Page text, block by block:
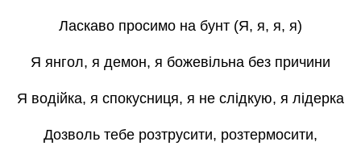
Ласкаво просимо на бунт (Я, я, я, я)
Я янгол, я демон, я божевільна без причини
Я водійка, я спокусниця, я не слідкую, я лідерка
Дозволь тебе розтрусити, розтермосити,